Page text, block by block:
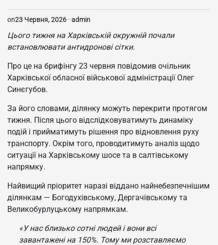
on23 Червня, 2026 admin
Цього тижня на Харківській окружній почали
встановлювати антидронові сітки.
Про це на брифінгу 23 червня повідомив очільник
Харківської обласної військової адміністрації Олег
Синєгубов.
За його словами, ділянку можуть перекрити протягом
тижня. Після цього відслідковуватимуть динаміку
подій і прийматимуть рішення про відновлення руху
транспорту. Окрім того, проводитимуть аналіз щодо
ситуації на Харківському шосе та в салтівському
напрямку.
Найвищий пріоритет наразі віддано найнебезпечнішим
ділянкам — Богодухівському, Дергачівському та
Великобурлуцькому напрямкам.
«У нас близько сотні людей і вони всі
завантажені на 150%. Тому ми розставляємо